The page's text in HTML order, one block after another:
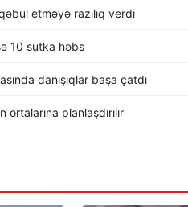
etməyə razılıq verdi
10 sutka həbs
danışıqlar başa çatdı
planlaşdırılır